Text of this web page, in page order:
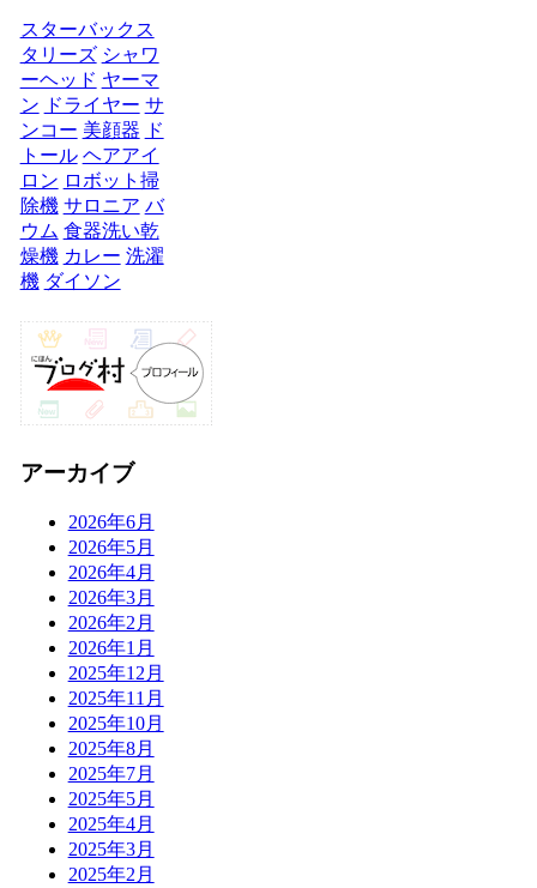
スターバックス
タリーズ シャワ
ーヘッド ヤーマ
ン ドライヤー サ
ンコー 美顔器 ド
トール ヘアアイ
ロン ロボット掃
除機 サロニア バ
ウム 食器洗い乾
燥機 カレー 洗濯
機 ダイソン
アーカイブ
2026年6月
2026年5月
2026年4月
2026年3月
2026年2月
2026年1月
2025年12月
2025年11月
2025年10月
2025年8月
2025年7月
2025年5月
2025年4月
2025年3月
2025年2月